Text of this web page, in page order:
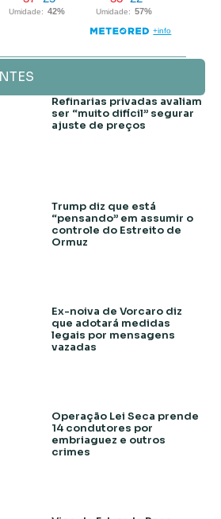
Refinarias privadas avaliam
ser “muito difícil” segurar
ajuste de preços
Trump diz que está
“pensando” em assumir o
controle do Estreito de
Ormuz
Ex-noiva de Vorcaro diz
que adotará medidas
legais por mensagens
vazadas
Operação Lei Seca prende
14 condutores por
embriaguez e outros
crimes